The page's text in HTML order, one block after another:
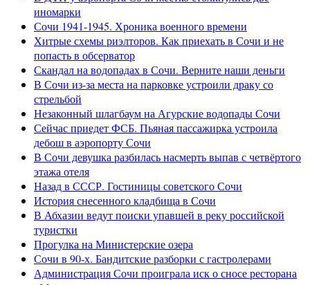
иномарки
Сочи 1941-1945. Хроника военного времени
Хитрые схемы риэлторов. Как приехать в Сочи и не
попасть в обсерватор
Скандал на водопадах в Сочи. Верните наши деньги
В Сочи из-за места на парковке устроили драку со
стрельбой
Незаконный шлагбаум на Агурские водопады Сочи
Сейчас приедет ФСБ. Пьяная пассажирка устроила
дебош в аэропорту Сочи
В Сочи девушка разбилась насмерть выпав с четвёртого
этажа отеля
Назад в СССР. Гостиницы советского Сочи
История снесенного кладбища в Сочи
В Абхазии ведут поиски упавшей в реку российской
туристки
Прогулка на Министерские озера
Сочи в 90-х. Бандитские разборки с гастролерами
Администрация Сочи проиграла иск о сносе ресторана